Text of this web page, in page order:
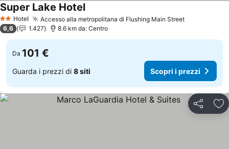
2 StelleHotel Accesso alla metropolitana di Flushing Main StreetScopri i
Super Lake HotelScopri i prezzi
6,6 1.427 8.6 km da: Centro
Da 101 €
Guarda i prezzi di 8 siti Scopri i prezzi
Condividi